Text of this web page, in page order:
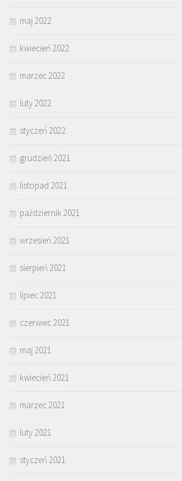
maj 2022
kwiecień 2022
marzec 2022
luty 2022
styczeń 2022
grudzień 2021
listopad 2021
październik 2021
wrzesień 2021
sierpień 2021
lipiec 2021
czerwiec 2021
maj 2021
kwiecień 2021
marzec 2021
luty 2021
styczeń 2021